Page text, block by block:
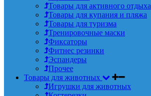
Товары для активного отдыха
Товары для купания и пляжа
Товары для туризма
Тренировочные маски
Фиксаторы
Фитнес резинки
Эспандеры
Прочее
Товары для животных
Игрушки для животных